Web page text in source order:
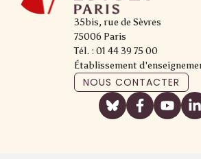
35bis, rue de Sèvres
75006 Paris
Tél. : 01 44 39 75 00
Établissement
NOUS CONTACTER